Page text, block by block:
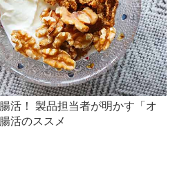
活！ 製品担当者が明かす「オ
活のススメ